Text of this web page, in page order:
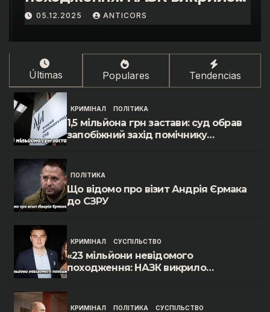
розкішне життя інспектора
митниці “Тиса” Василя
Пупени»
05.12.2025 ANTICORS
Últimas Populares Tendencias
КРИМІНАЛ ПОЛІТИКА
1,5 мільйона грн застави: суд обрав
запобіжний захід помічнику
ПОЛІТИКА
Що відомо про візит Андрія Єрмака
до СЗРУ
КРИМІНАЛ СУСПІЛЬСТВО
«23 мільйони невідомого
походження: НАЗК викрило
КРИМІНАЛ ПОЛІТИКА СУСПІЛЬСТВО